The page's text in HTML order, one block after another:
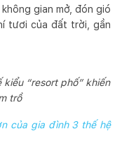
gian mở, đón gió
tươi của đất trời, gần
“resort phố” khiến
trồ
của gia đình 3 thế hệ